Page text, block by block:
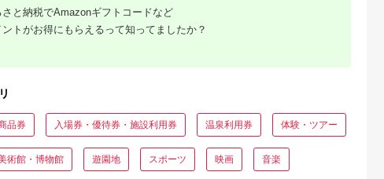
さと納税でAmazonギフトコードなど
ントがお得にもらえるって知ってましたか？
品券 入場券・優待券・施設利用券 温泉利用券 体験・ツアー
術館・博物館 遊園地 スポーツ 映画 音楽